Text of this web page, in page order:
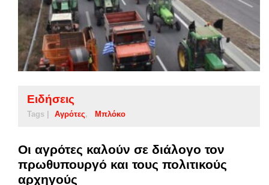
Ειδήσεις
Tags | Αγρότες Μπλόκο
Οι αγρότες καλούν σε διάλογο τον
πρωθυπουργό και τους πολιτικούς
αρχηγούς